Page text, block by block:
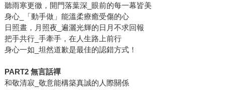
聽雨寒更徹，開門落葉深_眼前的每一幕皆美
身心_「動手做」能溫柔療癒受傷的心
日照晝，月照夜_遍灑光輝的日月不求回報
把手共行_手牽手，在人生路上前行
身心一如_坦然道歉是最佳的認錯方式！
PART2 無言話禪
和敬清寂_敬意能構築真誠的人際關係